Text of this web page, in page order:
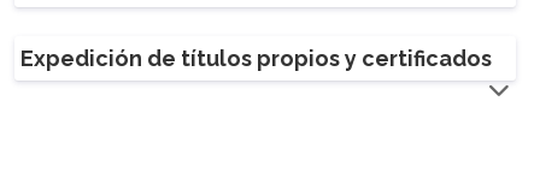
Expedición de títulos propios y certificados